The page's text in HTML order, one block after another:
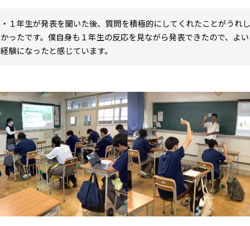
・１年生が発表を聞いた後、質問を積極的にしてくれたことがうれし
かったです。僕自身も１年生の反応を見ながら発表できたので、よい
経験になったと感じています。